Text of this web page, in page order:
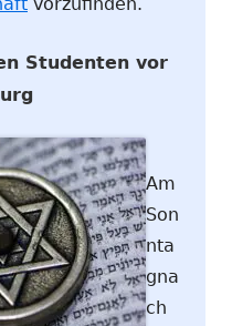
Studenten vor
Am
Son
nta
gna
ch